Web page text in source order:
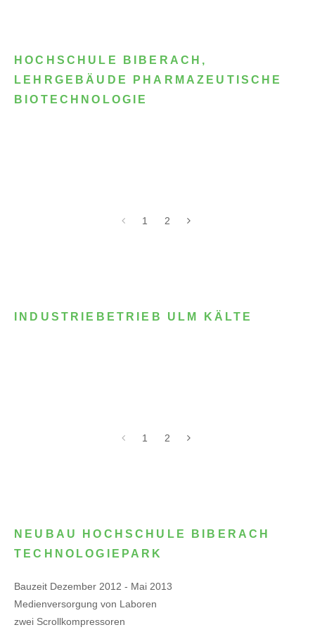
HOCHSCHULE BIBERACH,
LEHRGEBÄUDE PHARMAZEUTISCHE
BIOTECHNOLOGIE
1 2
INDUSTRIEBETRIEB ULM KÄLTE
1 2
NEUBAU HOCHSCHULE BIBERACH
TECHNOLOGIEPARK
Bauzeit Dezember 2012 - Mai 2013
Medienversorgung von Laboren
zwei Scrollkompressoren